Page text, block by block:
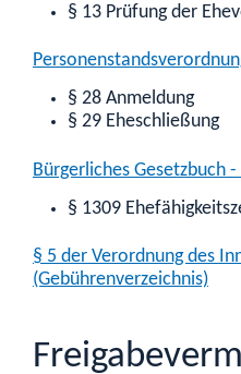
§ 13 Prüfung der
§ 28 Anmeldung
§ 29 Eheschließung
Bürgerliches Gesetzbuch -
§ 1309
§ 5 der Verordnung des
(Gebührenverzeichnis)